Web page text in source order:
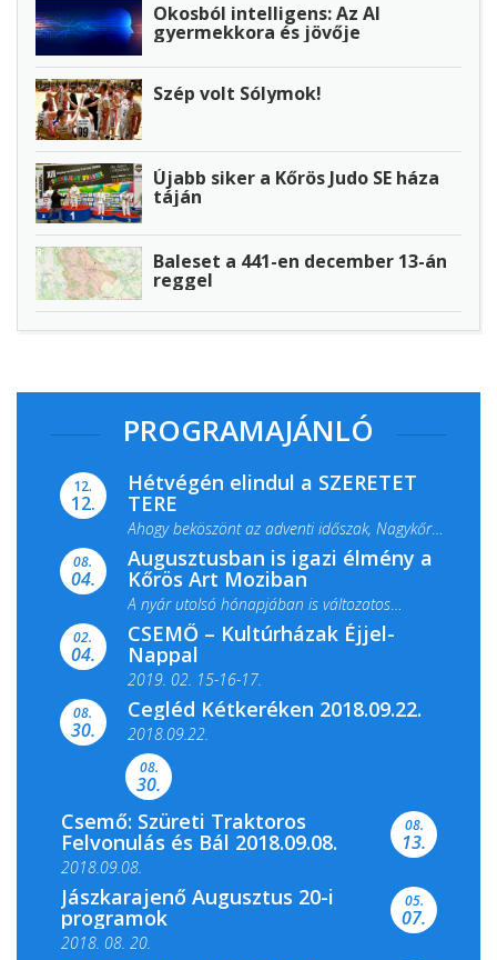
Okosból intelligens: Az AI
gyermekkora és jövője
Szép volt Sólymok!
Újabb siker a Kőrös Judo SE háza
táján
Baleset a 441-en december 13-án
reggel
PROGRAMAJÁNLÓ
12.
12.
Hétvégén elindul a SZERETET
TERE
Ahogy beköszönt az adventi időszak, Nagykőrös
ismét megtelik ünnepi fénnyel és közös...
08.
04.
Augusztusban is igazi élmény a
Kőrös Art Moziban
A nyár utolsó hónapjában is változatos
filmkínálattal, családi...
02.
04.
CSEMŐ – Kultúrházak Éjjel-
Nappal
2019. 02. 15-16-17.
Színes és tartalmas programokkal várja a
Csemői Községi Könyvtár és...
08.
30.
Cegléd Kétkeréken 2018.09.22.
2018.09.22.
08.
30.
Csemő: Szüreti Traktoros
Felvonulás és Bál 2018.09.08.
2018.09.08.
08.
13.
Jászkarajenő Augusztus 20-i
programok
2018. 08. 20.
05.
07.